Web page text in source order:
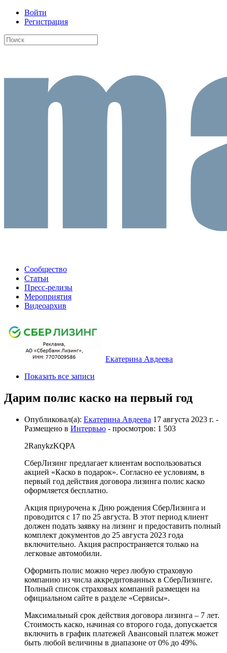
Войти
Регистрация
Сообщество
Статьи
Пресс-релизы
Мероприятия
Видеоархив
Екатерина Авдеева
Показать все записи
Дарим полис каско на первый год
Опубликовал(а): Екатерина Авдеева 17 августа 2023 г. -
Размещено в Интервью - просмотров: 1 503
2RanykzKQPA
СберЛизинг предлагает клиентам воспользоваться
акцией «Каско в подарок». Согласно ее условиям, в
первый год действия договора лизинга полис каско
оформляется бесплатно.
Акция приурочена к Дню рождения СберЛизинга и
проводится с 17 по 25 августа. В этот период клиент
должен подать заявку на лизинг и предоставить полный
комплект документов до 25 августа 2023 года
включительно. Акция распространяется только на
легковые автомобили.
Оформить полис можно через любую страховую
компанию из числа аккредитованных в СберЛизинге.
Полный список страховых компаний размещен на
официальном сайте в разделе «Сервисы».
Максимальный срок действия договора лизинга – 7 лет.
Стоимость каско, начиная со второго года, допускается
включить в график платежей Авансовый платеж может
быть любой величины в диапазоне от 0% до 49%.